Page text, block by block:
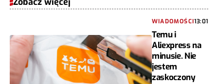
WIADOMOŚCI13:01
Temu i
Aliexpress na
minusie. Nie
jestem
zaskoczony